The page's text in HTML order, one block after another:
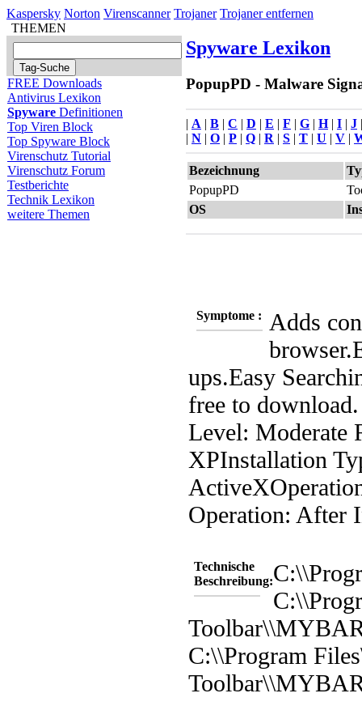
Kaspersky Norton Virenscanner Trojaner Trojaner entfernen
THEMEN
FREE Downloads
Antivirus Lexikon
Spyware Definitionen
Top Viren Block
Top Spyware Block
Virenschutz Tutorial
Virenschutz Forum
Testberichte
Technik Lexikon
weitere Themen
Spyware Lexikon
PopupPD - Malware
| A | B | C | D | E | F | G | H| I | J
| N | O | P | Q | R | S | T | U | V |
Bezeichnung
PopupPD
OS
Symptome :
Adds
browser.
ups.Easy
free to download.
Level: Moderate
XPInstallation
ActiveX
Operation: After
Technische
Beschreibung:
C:\\Program